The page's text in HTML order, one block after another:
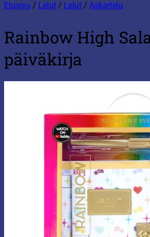
Etusivu / Lelut / Lelut / Askartelu
Rainbow High
päiväkirja